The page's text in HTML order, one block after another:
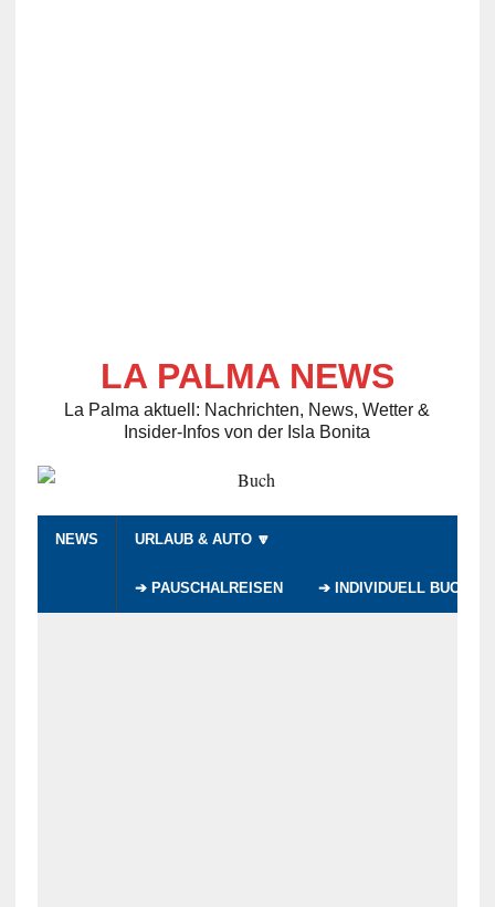
LA PALMA NEWS
La Palma aktuell: Nachrichten, News, Wetter &
Insider-Infos von der Isla Bonita
NEWS URLAUB & AUTO 🔽
➔ PAUSCHALREISEN ➔ INDIVIDUELL BUCHEN